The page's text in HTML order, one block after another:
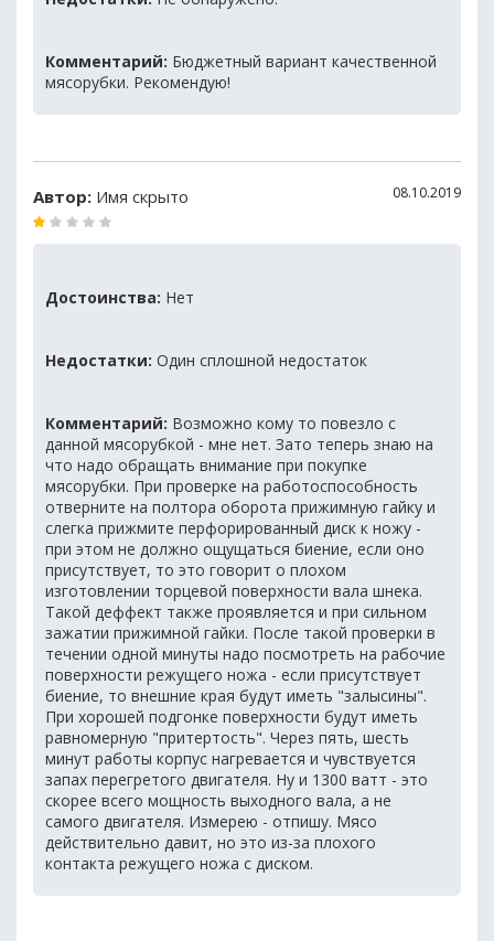
Комментарий: Бюджетный вариант качественной
мясорубки. Рекомендую!
Автор: Имя скрыто 08.10.2019
Достоинства: Нет
Недостатки: Один сплошной недостаток
Комментарий: Возможно кому то повезло с
данной мясорубкой - мне нет. Зато теперь знаю на
что надо обращать внимание при покупке
мясорубки. При проверке на работоспособность
отверните на полтора оборота прижимную гайку и
слегка прижмите перфорированный диск к ножу -
при этом не должно ощущаться биение, если оно
присутствует, то это говорит о плохом
изготовлении торцевой поверхности вала шнека.
Такой деффект также проявляется и при сильном
зажатии прижимной гайки. После такой проверки в
течении одной минуты надо посмотреть на рабочие
поверхности режущего ножа - если присутствует
биение, то внешние края будут иметь "залысины".
При хорошей подгонке поверхности будут иметь
равномерную "притертость". Через пять, шесть
минут работы корпус нагревается и чувствуется
запах перегретого двигателя. Ну и 1300 ватт - это
скорее всего мощность выходного вала, а не
самого двигателя. Измерею - отпишу. Мясо
действительно давит, но это из-за плохого
контакта режущего ножа с диском.